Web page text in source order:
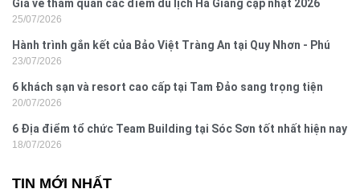
Giá vé tham quan các điểm du lịch Hà Giang cập nhật 2026
25/07/2026
Hành trình gắn kết của Bảo Việt Tràng An tại Quy Nhơn - Phú
Yên
23/07/2026
6 khách sạn và resort cao cấp tại Tam Đảo sang trọng tiện
nghi
20/07/2026
6 Địa điểm tổ chức Team Building tại Sóc Sơn tốt nhất hiện nay
18/07/2026
TIN MỚI NHẤT